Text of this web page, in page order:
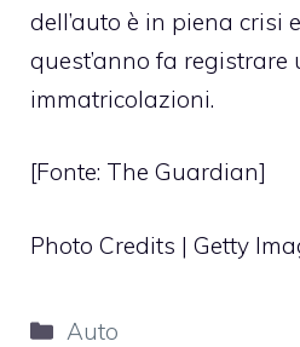
dell’auto è in piena crisi
quest’anno fa registrare
immatricolazioni.
[Fonte: The Guardian]
Photo Credits | Getty
Categorie
Auto